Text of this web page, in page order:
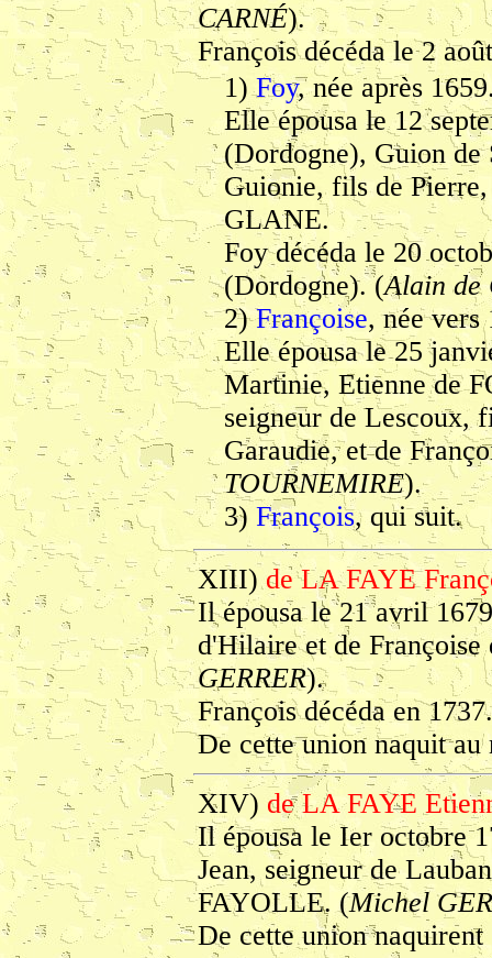
CARNÉ).
François décéda le 2
1)Foy, née après
Elle épousa le 12
(Dordogne), Guion de
Guionie, fils de
GLANE.
Foy décéda le 20
(Dordogne). (Alain de
2)Françoise, née vers
Elle épousa le 25
Martinie, Etienne de
seigneur de Lescoux,
Garaudie, et de
TOURNEMIRE).
3) François, qui suit.
XIII)de LA FAYE
Il épousa le 21 avril
d'Hilaire et de
GERRER).
François décéda en 1737.
De cette union naquit au
XIV) de LA FAYE
Il épousa le Ier octobre
Jean, seigneur de
FAYOLLE. (Michel
De cette union naquirent